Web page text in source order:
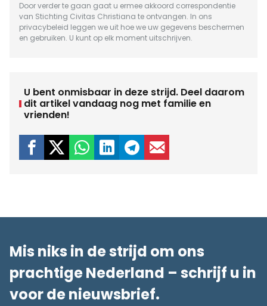
Door verder te gaan gaat u ermee akkoord correspondentie
van Stichting Civitas Christiana te ontvangen. In ons
privacybeleid leggen we uit hoe we uw gegevens beschermen
en gebruiken. U kunt op elk moment uitschrijven.
U bent onmisbaar in deze strijd. Deel daarom
dit artikel vandaag nog met familie en
vrienden!
Mis niks in de strijd om ons
prachtige Nederland – schrijf u in
voor de nieuwsbrief.